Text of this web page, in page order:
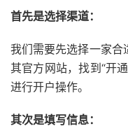
首先是选择渠道：
我们需要先选择一家合
其官方网站，找到“开
进行开户操作。
其次是填写信息：